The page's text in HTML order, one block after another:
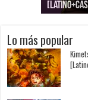
Lo más popular